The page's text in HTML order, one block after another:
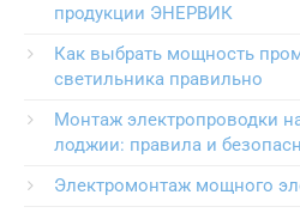
продукции ЭНЕРВИК
Как выбрать мощность
светильника правильно
Монтаж электропроводки
лоджии: правила и
Электромонтаж мощного